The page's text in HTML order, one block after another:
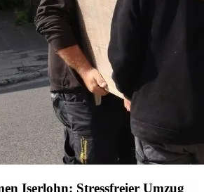
Iserlohn: Stressfreier Umzug